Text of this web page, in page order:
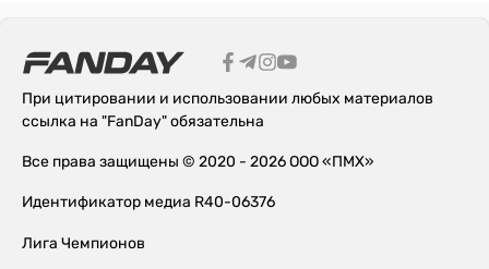
При цитировании и использовании любых материалов
ссылка на "FanDay" обязательна
Все права защищены © 2020 - 2026 ООО «ПМХ»
Идентификатор медиа R40-06376
Лига Чемпионов